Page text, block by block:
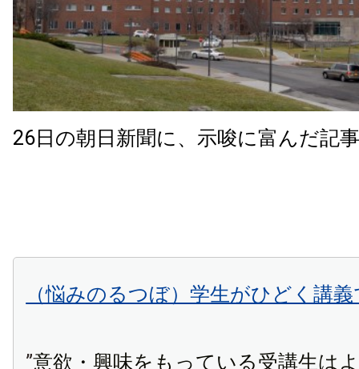
26日の朝日新聞に、示唆に富んだ記
（悩みのるつぼ）学生がひどく講
”意欲・興味をもっている受講生は